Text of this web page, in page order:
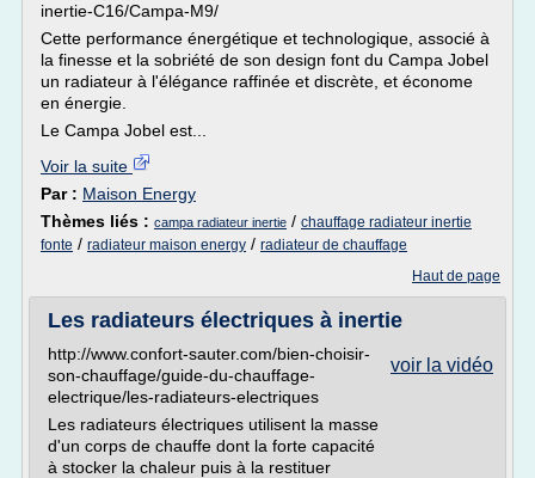
inertie-C16/Campa-M9/
Cette performance énergétique et technologique, associé à
la finesse et la sobriété de son design font du Campa Jobel
un radiateur à l'élégance raffinée et discrète, et économe
en énergie.
Le Campa Jobel est...
Voir la suite
Par : Maison Energy
Thèmes liés : campa radiateur inertie / chauffage radiateur inertie
fonte / radiateur maison energy / radiateur de chauffage
Haut de page
Les radiateurs électriques à inertie
voir la vidéo
http://www.confort-sauter.com/bien-choisir-
son-chauffage/guide-du-chauffage-
electrique/les-radiateurs-electriques
Les radiateurs électriques utilisent la masse
d'un corps de chauffe dont la forte capacité
à stocker la chaleur puis à la restituer